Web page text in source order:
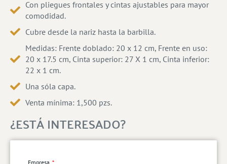
Con pliegues frontales y cintas ajustables para mayor
comodidad.
Cubre desde la nariz hasta la barbilla.
Medidas: Frente doblado: 20 x 12 cm, Frente en uso:
20 x 17.5 cm, Cinta superior: 27 X 1 cm, Cinta inferior:
22 x 1 cm.
Una sóla capa.
Venta mínima: 1,500 pzs.
¿ESTÁ INTERESADO?
Empresa